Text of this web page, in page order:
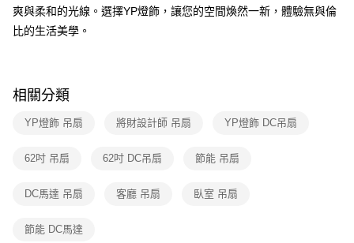
２．便利：只要手機號碼，簡訊認證，即可結帳。
２．訂單成立數日內，您將收到繳費通知簡訊。
ATM／網路銀行／等多元方式進行付款，方視為交易完成。
後付繳納相關費用。
是否繳費成功／繳費後需取消欲退款等相關疑問，請聯繫「AFTEE先享後付
【注意事項】
新竹貨運宅配
爽與柔和的光線。選擇YP燈飾，讓您的空間煥然一新，體驗無與倫
比的生活美學。
相關分類
YP燈飾 吊扇 將財設計師 吊扇 YP燈飾 DC吊扇
62吋 吊扇 62吋 DC吊扇 節能 吊扇
DC馬達 吊扇 客廳 吊扇 臥室 吊扇
節能 DC馬達